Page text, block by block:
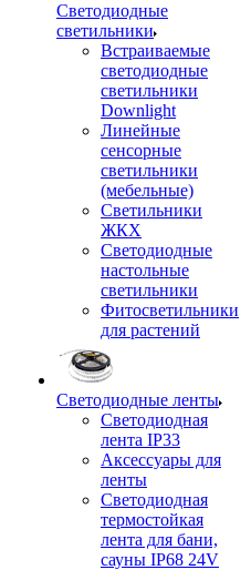
Светодиодные
светильники
Встраиваемые
светодиодные
светильники
Downlight
Линейные
сенсорные
светильники
(мебельные)
Светильники
ЖКХ
Светодиодные
настольные
светильники
Фитосветильники
для растений
Светодиодные ленты
Светодиодная
лента IP33
Аксессуары для
ленты
Светодиодная
термостойкая
лента для бани,
сауны IP68 24V